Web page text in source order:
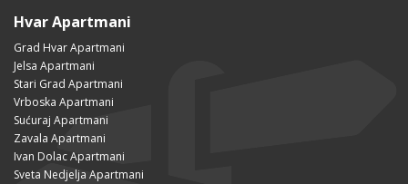
Hvar Apartmani
Grad Hvar Apartmani
Jelsa Apartmani
Stari Grad Apartmani
Vrboska Apartmani
Sućuraj Apartmani
Zavala Apartmani
Ivan Dolac Apartmani
Sveta Nedjelja Apartmani